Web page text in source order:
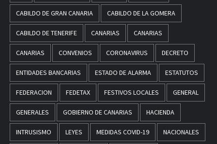
CABILDO DE GRAN CANARIA CABILDO DE LA GOMERA
CABILDO DE TENERIFE CANARIAS CANARIAS
CANARIAS CONVENIOS CORONAVIRUS DECRETO
ENTIDADES BANCARIAS ESTADO DE ALARMA ESTATUTOS
FEDERACION FEDETAX FESTIVOS LOCALES GENERAL
GENERALES GOBIERNO DE CANARIAS HACIENDA
INTRUSISMO LEYES MEDIDAS COVID-19 NACIONALES